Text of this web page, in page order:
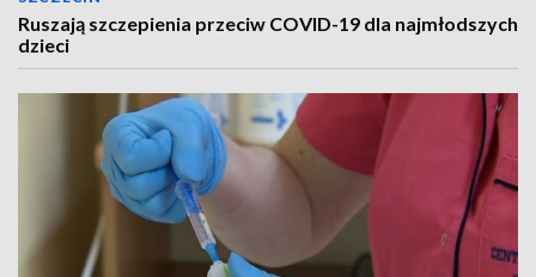
Ruszają szczepienia przeciw COVID-19 dla najmłodszych
dzieci